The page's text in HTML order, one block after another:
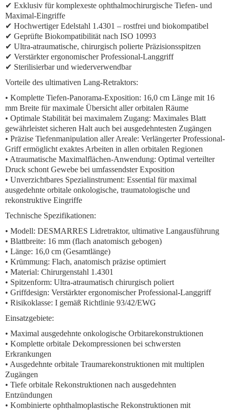
✔ Exklusiv für komplexeste ophthalmochirurgische Tiefen- und
Maximal-Eingriffe
✔ Hochwertiger Edelstahl 1.4301 – rostfrei und biokompatibel
✔ Geprüfte Biokompatibilität nach ISO 10993
✔ Ultra-atraumatische, chirurgisch polierte Präzisionsspitzen
✔ Verstärkter ergonomischer Professional-Langgriff
✔ Sterilisierbar und wiederverwendbar
Vorteile des ultimativen Lang-Retraktors:
• Komplette Tiefen-Panorama-Exposition: 16,0 cm Länge mit 16
mm Breite für maximale Übersicht aller orbitalen Räume
• Optimale Stabilität bei maximalem Zugang: Maximales Blatt
gewährleistet sicheren Halt auch bei ausgedehntesten Zugängen
• Präzise Tiefenmanipulation aller Areale: Verlängerter Professional-
Griff ermöglicht exaktes Arbeiten in allen orbitalen Regionen
• Atraumatische Maximalflächen-Anwendung: Optimal verteilter
Druck schont Gewebe bei umfassendster Exposition
• Unverzichtbares Spezialinstrument: Essential für maximal
ausgedehnte orbitale onkologische, traumatologische und
rekonstruktive Eingriffe
Technische Spezifikationen:
• Modell: DESMARRES Lidretraktor, ultimative Langausführung
• Blattbreite: 16 mm (flach anatomisch gebogen)
• Länge: 16,0 cm (Gesamtlänge)
• Krümmung: Flach, anatomisch präzise optimiert
• Material: Chirurgenstahl 1.4301
• Spitzenform: Ultra-atraumatisch chirurgisch poliert
• Griffdesign: Verstärkter ergonomischer Professional-Langgriff
• Risikoklasse: I gemäß Richtlinie 93/42/EWG
Einsatzgebiete:
• Maximal ausgedehnte onkologische Orbitarekonstruktionen
• Komplette orbitale Dekompressionen bei schwersten
Erkrankungen
• Ausgedehnte orbitale Traumarekonstruktionen mit multiplen
Zugängen
• Tiefe orbitale Rekonstruktionen nach ausgedehnten
Entzündungen
• Kombinierte ophthalmoplastische Rekonstruktionen mit